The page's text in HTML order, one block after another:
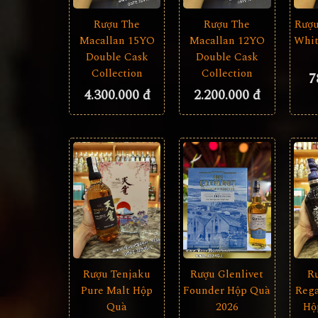
Rượu The
Macallan 15YO
Double Cask
Collection
4.300.000 đ
Rượu The
Macallan 12YO
Double Cask
Collection
2.200.000 đ
Rượu Tenjaku
Pure Malt Hộp
Quà
Rượu Glenlivet
Founder Hộp Quà
2026